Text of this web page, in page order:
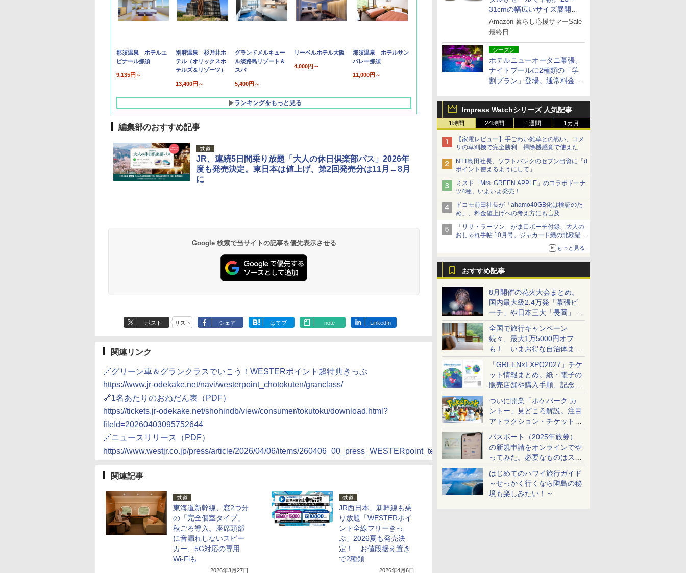
31cmの幅広いサイズ展開、
独自のクッション素材を採用
Amazon 暮らし応援サマーSale
最終日
シーズン
ホテルニューオータニ幕張、
ナイトプールに2種類の「学
割プラン」登場。通常料金の
Impress Watchシリーズ 人気記事
1時間 24時間 1週間 1カ月
【家電レビュー】手ごわい雑草との戦い、コメ
リの草刈機で完全勝利 掃除機感覚で使えた
NTT島田社長、ソフトバンクのセブン出資に「d
ポイント使えるようにして」
ミスド「Mrs. GREEN APPLE」のコラボドーナ
ツ4種、いよいよ発売！
ドコモ前田社長が「ahamo40GB化は検証のた
め」、料金値上げへの考え方にも言及
「リサ・ラーソン」がま口ポーチ付録、大人の
おしゃれ手帖 10月号。ジャカード織の北欧猫デ
もっと見る
おすすめ記事
8月開催の花火大会まとめ。
国内最大級2.4万発「幕張ビ
ーチ」や日本三大「長岡」な
ど大型イベント目白押し！
全国で旅行キャンペーン
続々、最大1万5000円オフ
も！ いまお得な自治体まと
め
「GREEN×EXPO2027」チケ
ット情報まとめ。紙・電子の
販売店舗や購入手順、記念チ
ケットも解説
ついに開業「ポケパーク カ
ントー」見どころ解説。注目
アトラクション・チケット手
配・来場前に必要な準備は？
パスポート（2025年旅券）
の新規申請をオンラインでや
ってみた。必要なものはスマ
ホとマイナカードのみ
はじめてのハワイ旅行ガイド
～せっかく行くなら隣島の秘
境も楽しみたい！～
那須温泉 ホテルエ
ピナール那須
9,135円～
別府温泉 杉乃井ホ
テル（オリックスホ
テルズ＆リゾーツ）
13,400円～
グランドメルキュー
ル淡路島リゾート＆
スパ
5,400円～
リーベルホテル大阪
4,000円～
那須温泉 ホテルサン
バレー那須
11,000円～
ランキングをもっと見る
10,450円～
19,541円～
7,950円～
5,758円～
編集部のおすすめ記事
鉄道
JR、連続5日間乗り放題「大人の休日倶楽部パス」2026年
度も発売決定。東日本は値上げ、第2回発売分は11月→8月
に
Google 検索で当サイトの記事を優先表示させる
ポスト リスト シェア はてブ note LinkedIn
関連リンク
🔗グリーン車＆グランクラスでいこう！WESTERポイント超特典きっぷ
https://www.jr-odekake.net/navi/westerpoint_chotokuten/granclass/
🔗1名あたりのおねだん表（PDF）
https://tickets.jr-odekake.net/shohindb/view/consumer/tokutoku/download.html?
fileId=20260403095752644
🔗ニュースリリース（PDF）
https://www.westjr.co.jp/press/article/2026/04/06/items/260406_00_press_WESTERpoint_tetudoriyou.pdf
関連記事
鉄道
東海道新幹線、窓2つ分
の「完全個室タイプ」
秋ごろ導入。座席頭部
に音漏れしないスピー
カー、5G対応の専用
Wi-Fiも
2026年3月27日
鉄道
JR西日本、新幹線も乗
り放題「WESTERポイ
ント全線フリーきっ
ぷ」2026夏も発売決
定！ お値段据え置き
で2種類
2026年4月6日